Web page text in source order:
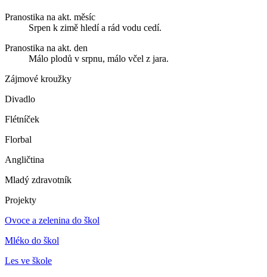
Pranostika na akt. měsíc
Srpen k zimě hledí a rád vodu cedí.
Pranostika na akt. den
Málo plodů v srpnu, málo včel z jara.
Zájmové kroužky
Divadlo
Flétníček
Florbal
Angličtina
Mladý zdravotník
Projekty
Ovoce a zelenina do škol
Mléko do škol
Les ve škole